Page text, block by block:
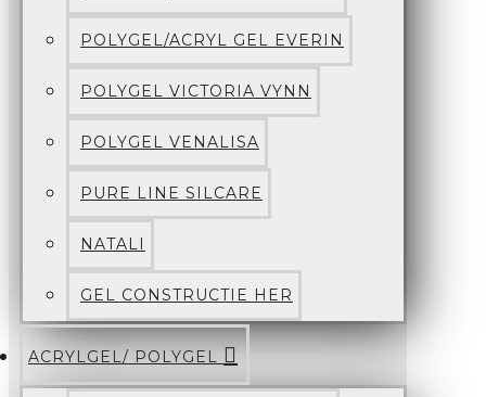
POLYGEL/ACRYL GEL EVERIN
POLYGEL VICTORIA VYNN
POLYGEL VENALISA
PURE LINE SILCARE
NATALI
GEL CONSTRUCTIE HER
ACRYLGEL/ POLYGEL